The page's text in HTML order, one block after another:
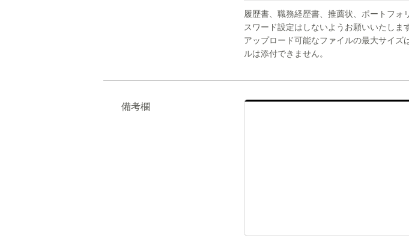
履歴書、職務経歴書、推薦状、ポートフ
スワード設定はしないようお願いいたしま
アップロード可能なファイルの最大サイ
ルは添付できません。
備考欄